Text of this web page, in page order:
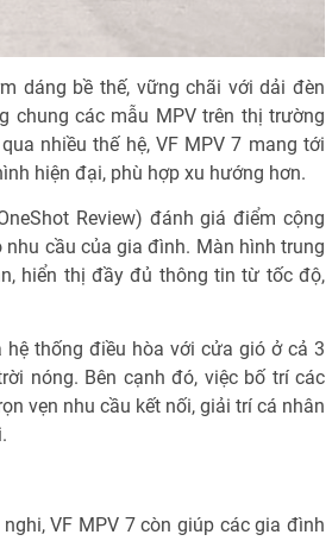
dáng bề thế, vững chãi với dải đèn
chung các mẫu MPV trên thị trường
nhiều thế hệ, VF MPV 7 mang tới
hiện đại, phù hợp xu hướng hơn.
Review) đánh giá điểm cộng
cầu của gia đình. Màn hình trung
hiển thị đầy đủ thông tin từ tốc độ,
thống điều hòa với cửa gió ở cả 3
nóng. Bên cạnh đó, việc bố trí các
vẹn nhu cầu kết nối, giải trí cá nhân
VF MPV 7 còn giúp các gia đình